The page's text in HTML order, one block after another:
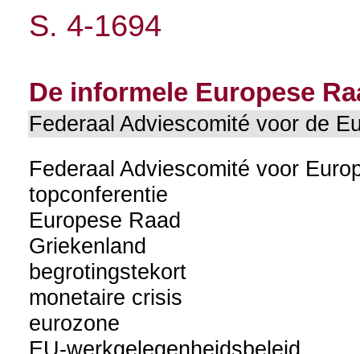
S. 4-1694
De informele Europese
Federaal Adviescomité voor de
Federaal Adviescomité voor
topconferentie
Europese Raad
Griekenland
begrotingstekort
monetaire crisis
eurozone
EU-werkgelegenheidsbeleid